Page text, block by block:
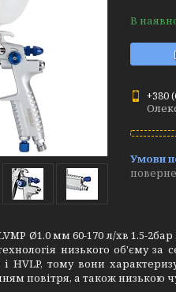
В
+380
Ø1.0 мм 60-170 л/хв 1.5-
низького об'єму
і HVLP, тому вони
повітря, а також низькою